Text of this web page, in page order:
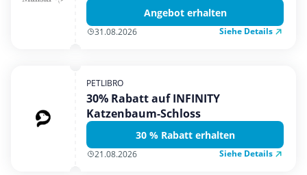
Angebot erhalten
31.08.2026 Siehe Details
PETLIBRO
30% Rabatt auf INFINITY
Katzenbaum-Schloss
30 % Rabatt erhalten
21.08.2026 Siehe Details